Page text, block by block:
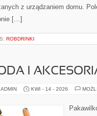
z urządzaniem domu.
[…]
ROBDRINKI
I
KWI - 14 - 2026